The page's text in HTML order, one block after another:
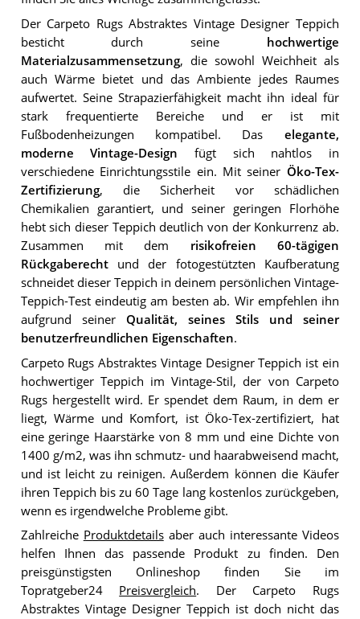
Der Carpeto Rugs Abstraktes Vintage Designer Teppich
besticht durch seine hochwertige
Materialzusammensetzung, die sowohl Weichheit als
auch Wärme bietet und das Ambiente jedes Raumes
aufwertet. Seine Strapazierfähigkeit macht ihn ideal für
stark frequentierte Bereiche und er ist mit
Fußbodenheizungen kompatibel. Das elegante,
moderne Vintage-Design fügt sich nahtlos in
verschiedene Einrichtungsstile ein. Mit seiner Öko-Tex-
Zertifizierung, die Sicherheit vor schädlichen
Chemikalien garantiert, und seiner geringen Florhöhe
hebt sich dieser Teppich deutlich von der Konkurrenz ab.
Zusammen mit dem risikofreien 60-tägigen
Rückgaberechtund der fotogestützten Kaufberatung
schneidet dieser Teppich in deinem persönlichen Vintage-
Teppich-Test eindeutig am besten ab. Wir empfehlen ihn
aufgrund seiner Qualität, seines Stils und seiner
benutzerfreundlichen Eigenschaften.
Carpeto Rugs Abstraktes Vintage Designer Teppich ist ein
hochwertiger Teppich im Vintage-Stil, der von Carpeto
Rugs hergestellt wird. Er spendet dem Raum, in dem er
liegt, Wärme und Komfort, ist Öko-Tex-zertifiziert, hat
eine geringe Haarstärke von 8 mm und eine Dichte von
1400 g/m2, was ihn schmutz- und haarabweisend macht,
und ist leicht zu reinigen. Außerdem können die Käufer
ihren Teppich bis zu 60 Tage lang kostenlos zurückgeben,
wenn es irgendwelche Probleme gibt.
Zahlreiche Produktdetailsaber auch interessante Videos
helfen Ihnen das passende Produkt zu finden. Den
preisgünstigsten Onlineshop finden Sie im
Topratgeber24 Preisvergleich. Der Carpeto Rugs
Abstraktes Vintage Designer Teppich ist doch nicht das